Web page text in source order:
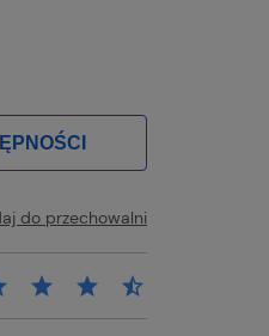
do przechowalni